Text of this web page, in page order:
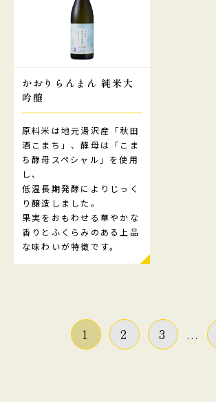
かおりらんまん 純米大
吟醸
原料米は地元湯沢産「秋田
酒こまち」、酵母は「こま
ち酵母スペシャル」を使用
し、
低温長期発酵によりじっく
り醸造しました。
果実をおもわせる華やかな
香りとふくらみのある上品
な味わいが特徴です。
1 2 3 ...